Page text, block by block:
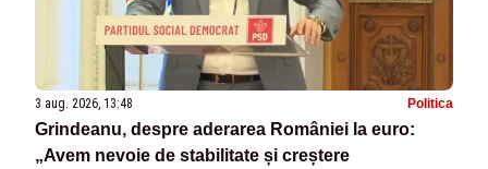
3 aug. 2026, 13:48 Politica
Grindeanu, despre aderarea României la euro:
„Avem nevoie de stabilitate și creștere